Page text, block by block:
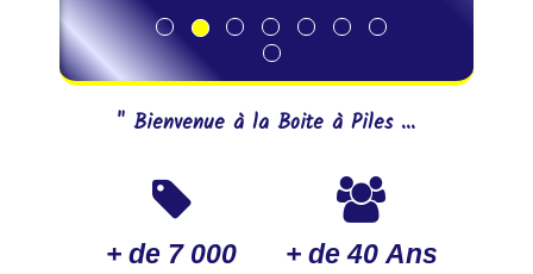
" Bienvenue à la Boite à Piles ...
+ de 7 000 + de 40 Ans